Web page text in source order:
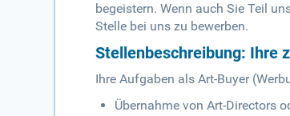
begeistern. Wenn auch Sie Teil
Stelle bei uns zu bewerben.
Stellenbeschreibung: Ihre
Ihre Aufgaben als Art-Buyer
Übernahme von Art-Directors